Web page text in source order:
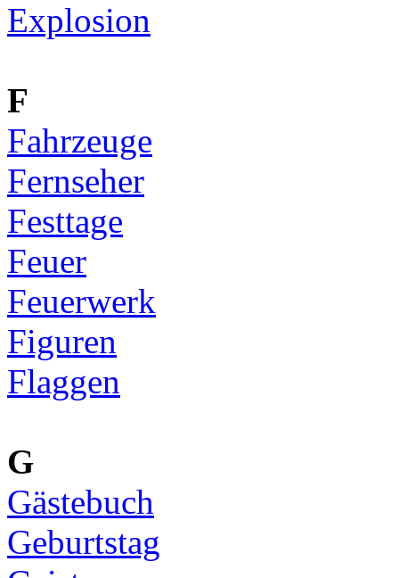
Explosion
F
Fahrzeuge
Fernseher
Festtage
Feuer
Feuerwerk
Figuren
Flaggen
G
Gästebuch
Geburtstag